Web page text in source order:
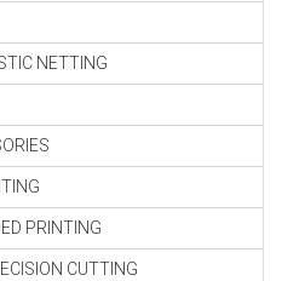
NETTING
PRINTING
CUTTING